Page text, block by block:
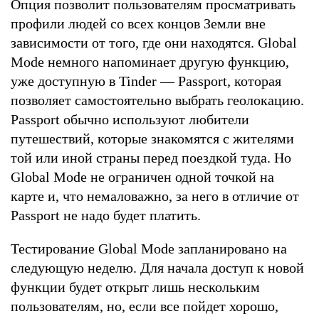
Опция позволит пользователям просматривать
профили людей со всех концов Земли вне
зависимости от того, где они находятся. Global
Mode немного напоминает другую функцию,
уже доступную в Tinder — Passport, которая
позволяет самостоятельно выбрать геолокацию.
Passport обычно используют любители
путешествий, которые знакомятся с жителями
той или иной страны перед поездкой туда. Но
Global Mode не ограничен одной точкой на
карте и, что немаловажно, за него в отличие от
Passport не надо будет платить.
Тестирование Global Mode запланировано на
следующую неделю. Для начала доступ к новой
функции будет открыт лишь нескольким
пользователям, но, если все пойдет хорошо,